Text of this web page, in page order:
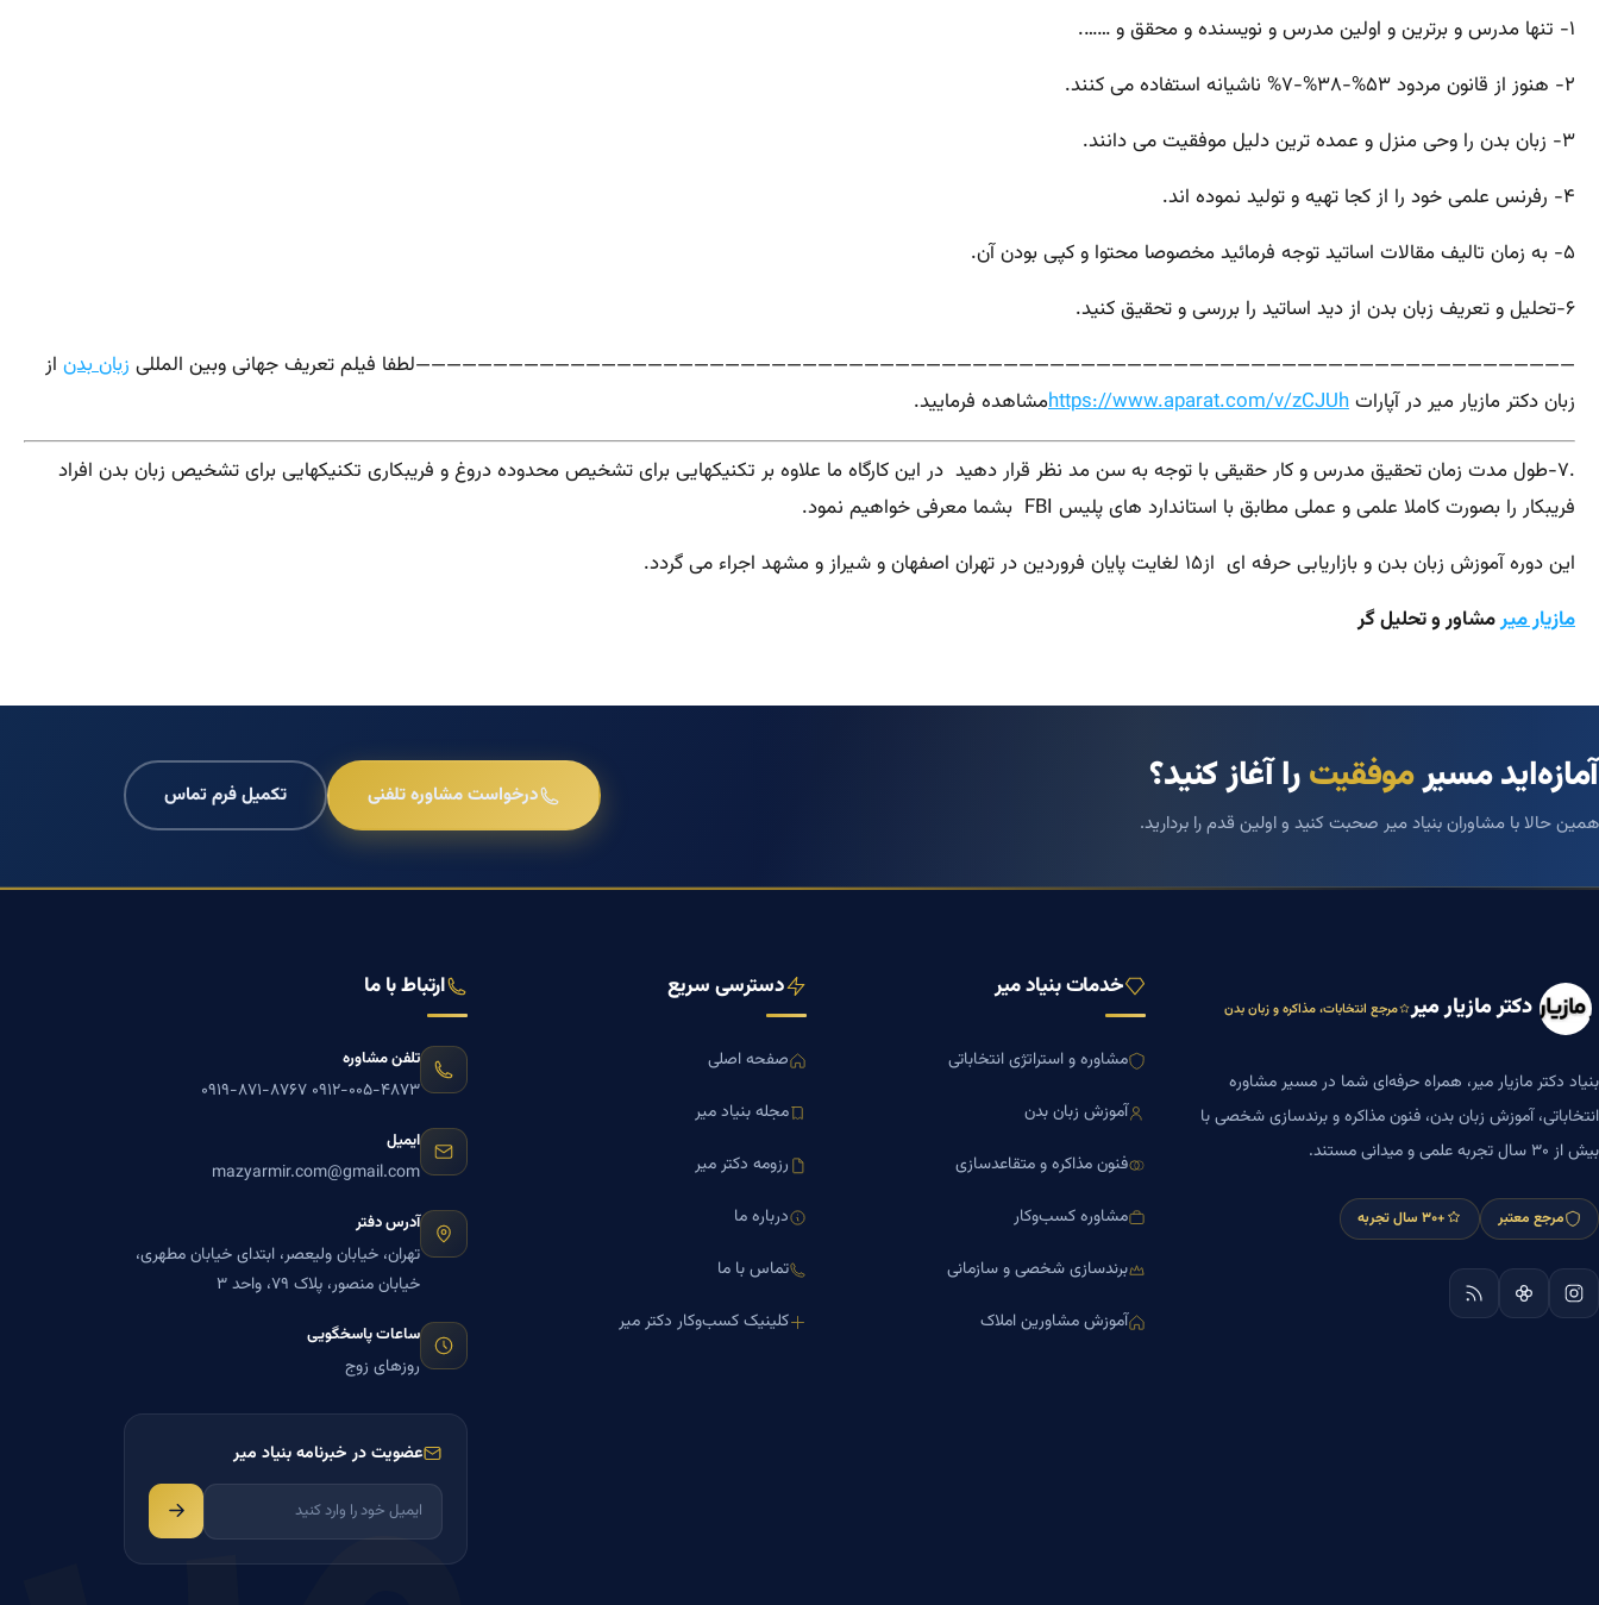
۱- تنها مدرس و برترین و اولین مدرس و نویسنده و محقق و …….
۲- هنوز از قانون مردود ۵۳%-۳۸%-۷% ناشیانه استفاده می کنند.
۳- زبان بدن را وحی منزل و عمده ترین دلیل موفقیت می دانند.
۴- رفرنس علمی خود را از کجا تهیه و تولید نموده اند.
۵- به زمان تالیف مقالات اساتید توجه فرمائید مخصوصا محتوا و کپی بودن آن.
۶-تحلیل و تعریف زبان بدن از دید اساتید را بررسی و تحقیق کنید.
———————————————————————————————————————————————————————————————————————————لطفا فیلم تعریف جهانی وبین المللی زبان بدن از
زبان دکتر مازیار میر در آپاراتhttps://www.aparat.com/v/zCJUhمشاهده فرمایید.
.۷-طول مدت زمان تحقیق مدرس و کار حقیقی با توجه به سن مد نظر قرار دهید در این کارگاه ما علاوه بر تکنیکهایی
برای تشخیص محدوده دروغ و فریبکاری تکنیکهایی برای تشخیص زبان بدن افراد
فریبکار را بصورت کاملا علمی و عملیمطابقبا استاندارد های پلیس FBI بشما معرفی خواهیم نمود.
این دوره آموزش زبان بدن و بازاریابی حرفه ای از۱۵ لغایت پایان فروردین در تهران اصفهان و شیراز و مشهد اجراء می گردد.
مازیار میرمشاور و تحلیل گر
آمازه‌اید مسیرموفقیترا آغاز کنید؟
همین حالا با مشاوران بنیاد میر صحبت کنید و اولین قدم را بردارید.
درخواست مشاوره تلفنی تکمیل فرم تماس
دکتر مازیار میر مرجع انتخابات، مذاکره و زبان بدن
بنیاد دکتر مازیار میر، همراه حرفه‌ای شما در مسیر مشاوره
انتخاباتی، آموزش زبان بدن، فنون مذاکره و برندسازی شخصی با
بیش از ۳۰ سال تجربه علمی و میدانی مستند.
مرجع معتبر +۳۰ سال تجربه
خدمات بنیاد میر
مشاوره و استراتژی انتخاباتی
آموزش زبان بدن
فنون مذاکره و متقاعدسازی
مشاوره کسب‌وکار
برندسازی شخصی و سازمانی
آموزش مشاورین املاک
دسترسی سریع
صفحه اصلی
مجله بنیاد میر
رزومه دکتر میر
درباره ما
تماس با ما
کلینیک کسب‌وکار دکتر میر
ارتباط با ما
تلفن مشاوره
۰۹۱۲-۰۰۵-۴۸۷۳ ۰۹۱۹-۸۷۱-۸۷۶۷
ایمیل
mazyarmir.com@gmail.com
آدرس دفتر
تهران، خیابان ولیعصر، ابتدای خیابان مطهری،
خیابان منصور، پلاک ۷۹، واحد ۳
ساعات پاسخگویی
روزهای زوج
عضویت در خبرنامه بنیاد میر